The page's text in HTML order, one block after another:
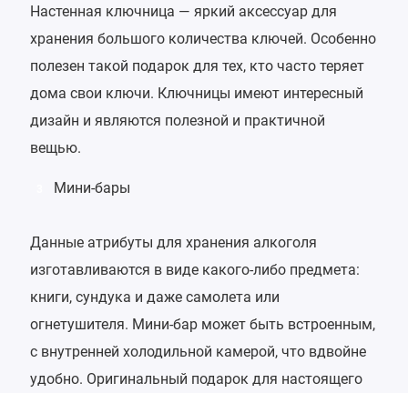
Настенная ключница — яркий аксессуар для
хранения большого количества ключей. Особенно
полезен такой подарок для тех, кто часто теряет
дома свои ключи. Ключницы имеют интересный
дизайн и являются полезной и практичной
вещью.
Мини-бары
Данные атрибуты для хранения алкоголя
изготавливаются в виде какого-либо предмета:
книги, сундука и даже самолета или
огнетушителя. Мини-бар может быть встроенным,
с внутренней холодильной камерой, что вдвойне
удобно. Оригинальный подарок для настоящего